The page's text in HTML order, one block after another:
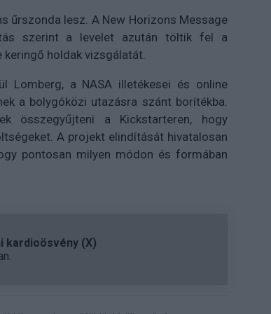
űrszonda lesz. A New Horizons Message
szerint a levelet azután töltik fel a
holdak vizsgálatát.
Lomberg, a NASA illetékesei és online
a bolygóközi utazásra szánt borítékba.
összegyűjteni a Kickstarteren, hogy
A projekt elindítását hivatalosan
pontosan milyen módon és formában
kardioösvény (X)